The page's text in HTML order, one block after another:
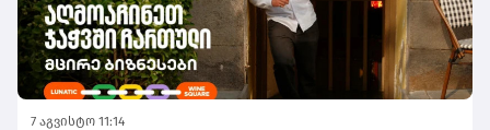
7 აგვისტო 11:14